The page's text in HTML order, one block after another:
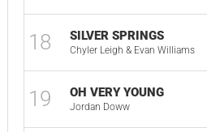
18 SILVER SPRINGS
Chyler Leigh & Evan Williams
19 OH VERY YOUNG
Jordan Doww